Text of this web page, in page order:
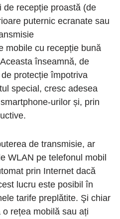
de recepție proastă (de
puternic ecranate sau
mobile cu recepție bună
înseamnă, de
protecție împotriva
special, cresc adesea
urilor și, prin
de transmisie, ar
WLAN pe telefonul mobil
prin Internet dacă
lucru este posibil în
tarife preplătite. Şi chiar
rețea mobilă sau ați